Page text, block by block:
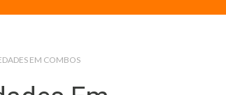
EM COMBOS